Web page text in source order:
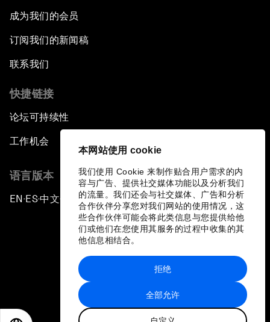
本网站使用 cookie
我们使用 Cookie 来制作贴合用户需求的内
容与广告、提供社交媒体功能以及分析我们
的流量。我们还会与社交媒体、广告和分析
合作伙伴分享您对我们网站的使用情况，这
些合作伙伴可能会将此类信息与您提供给他
们或他们在您使用其服务的过程中收集的其
他信息相结合。
全部允许
拒绝
成为我们的会员
订阅我们的新闻稿
联系我们
快捷链接
论坛可持续性
工作机会
语言版本
EN ▪ES▪中文▪ 日本語
站点地图